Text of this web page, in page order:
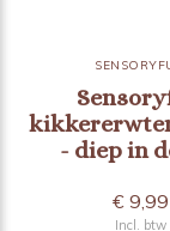
- diep in
€ 9,99
Incl. btw